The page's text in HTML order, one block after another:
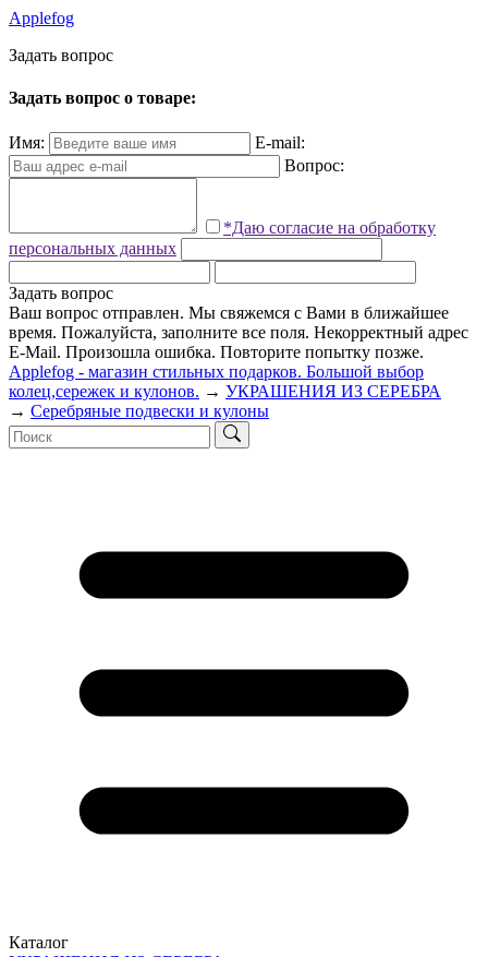
Applefog
Задать вопрос
Задать вопрос о товаре:
Имя:
E-mail:
Вопрос:
*Даю согласие на обработку
персональных данных
Задать вопрос
Ваш вопрос отправлен. Мы свяжемся с Вами в ближайшее
время. Пожалуйста, заполните все поля. Некорректный адрес
E-Mail. Произошла ошибка. Повторите попытку позже.
Applefog - магазин стильных подарков. Большой выбор
колец,сережек и кулонов. → УКРАШЕНИЯ ИЗ СЕРЕБРА
→ Серебряные подвески и кулоны
Каталог